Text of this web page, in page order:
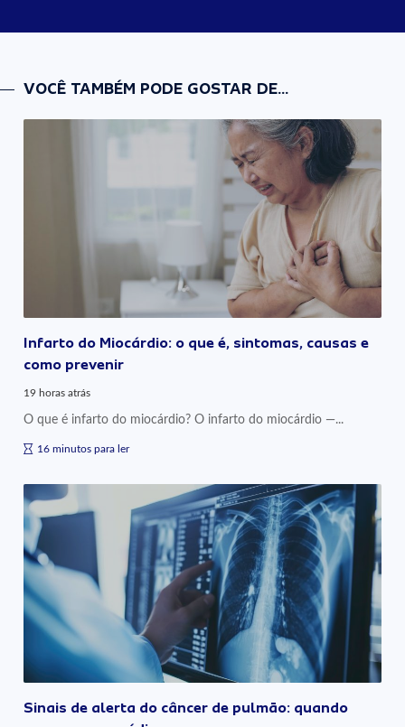
VOCÊ TAMBÉM PODE GOSTAR DE...
Infarto do Miocárdio: o que é, sintomas, causas e
como prevenir
19 horas atrás
O que é infarto do miocárdio? O infarto do miocárdio —...
16 minutos para ler
Sinais de alerta do câncer de pulmão: quando